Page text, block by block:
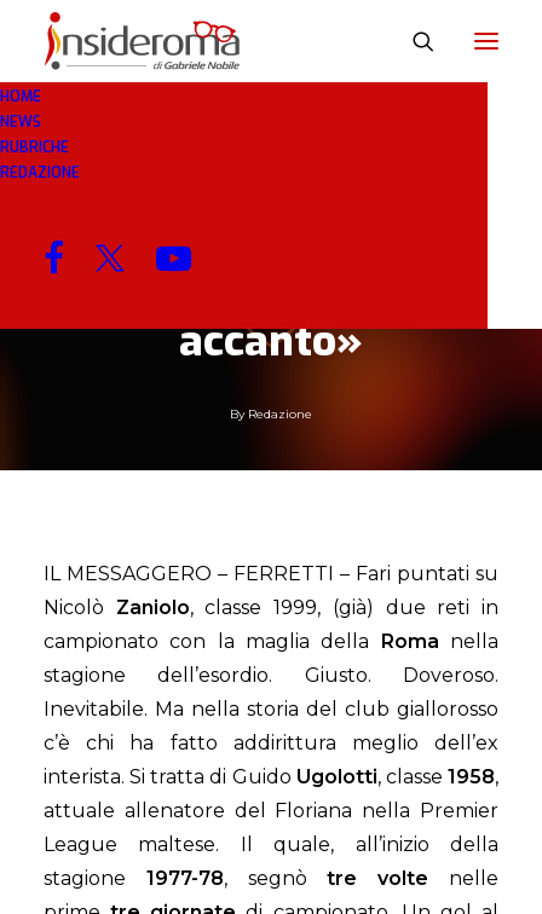
HOME
NEWS
RUBRICHE
REDAZIONE
21 GEN 2019
40 anni fa: «I genitori
accanto»
By Redazione
IL MESSAGGERO – FERRETTI – Fari puntati su
Nicolò Zaniolo, classe 1999, (già) due reti in
campionato con la maglia della Roma nella
stagione dell’esordio. Giusto. Doveroso.
Inevitabile. Ma nella storia del club giallorosso
c’è chi ha fatto addirittura meglio dell’ex
interista. Si tratta di Guido Ugolotti, classe1958,
attuale allenatore del Floriana nella Premier
League maltese. Il quale, all’inizio della
stagione 1977-78, segnòtre volte nelle